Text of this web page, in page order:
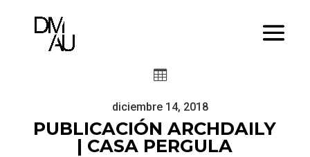

diciembre 14, 2018
PUBLICACIÓN ARCHDAILY
| CASA PERGULA